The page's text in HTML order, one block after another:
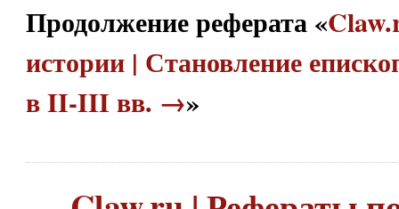
Продолжение реферата «
истории | Становление
в II-III вв. →»